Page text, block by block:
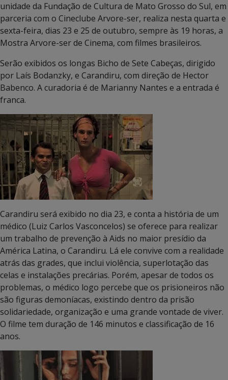
unidade da Fundação de Cultura de Mato Grosso do Sul, em
parceria com o Cineclube Arvore-ser, realiza nesta quarta e
sexta-feira, dias 23 e 25 de outubro, sempre às 19 horas, a
Mostra Arvore-ser de Cinema, com filmes brasileiros.
Serão exibidos os longas Bicho de Sete Cabeças, dirigido
por Laís Bodanzky, e Carandiru, com direção de Hector
Babenco. A curadoria é de Marianny Nantes e a entrada é
franca.
Carandiru será exibido no dia 23, e conta a história de um
médico (Luiz Carlos Vasconcelos) se oferece para realizar
um trabalho de prevenção à Aids no maior presídio da
América Latina, o Carandiru. Lá ele convive com a realidade
atrás das grades, que inclui violência, superlotação das
celas e instalações precárias. Porém, apesar de todos os
problemas, o médico logo percebe que os prisioneiros não
são figuras demoníacas, existindo dentro da prisão
solidariedade, organização e uma grande vontade de viver.
O filme tem duração de 146 minutos e classificação de 16
anos.